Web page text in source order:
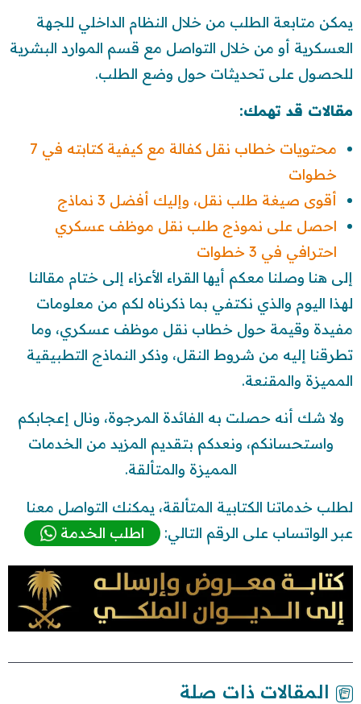
يمكن متابعة الطلب من خلال النظام الداخلي للجهة
العسكرية أو من خلال التواصل مع قسم الموارد البشرية
للحصول على تحديثات حول وضع الطلب.
مقالات قد تهمك:
محتويات خطاب نقل كفالة مع كيفية كتابته في 7
خطوات
أقوى صيغة طلب نقل، وإليك أفضل 3 نماذج
احصل على نموذج طلب نقل موظف عسكري
احترافي في 3 خطوات
إلى هنا وصلنا معكم أيها القراء الأعزاء إلى ختام مقالنا
لهذا اليوم والذي نكتفي بما ذكرناه لكم من معلومات
مفيدة وقيمة حول خطاب نقل موظف عسكري، وما
تطرقنا إليه من شروط النقل، وذكر النماذج التطبيقية
المميزة والمقنعة.
ولا شك أنه حصلت به الفائدة المرجوة، ونال إعجابكم
واستحسانكم، ونعدكم بتقديم المزيد من الخدمات
المميزة والمتألقة.
لطلب خدماتنا الكتابية المتألقة، يمكنك التواصل معنا
عبر الواتساب على الرقم التالي:
اطلب الخدمة
المقالات ذات صلة